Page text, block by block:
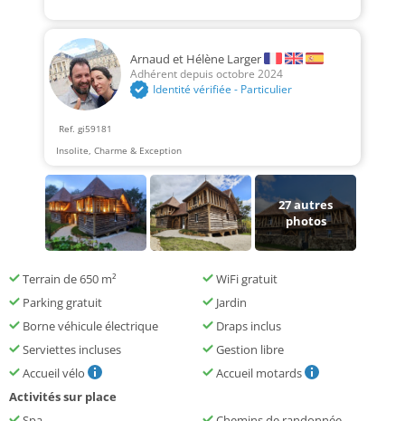
Arnaud et Hélène Larger
Adhérent depuis octobre 2024
Identité vérifiée - Particulier
Ref. gi59181
Insolite, Charme & Exception
27autres
photos
Terrain de 650 m²
WiFi gratuit
Parking gratuit
Jardin
Borne véhicule électrique
Draps inclus
Serviettes incluses
Gestion libre
Accueil vélo
Accueil motards
Activités sur place